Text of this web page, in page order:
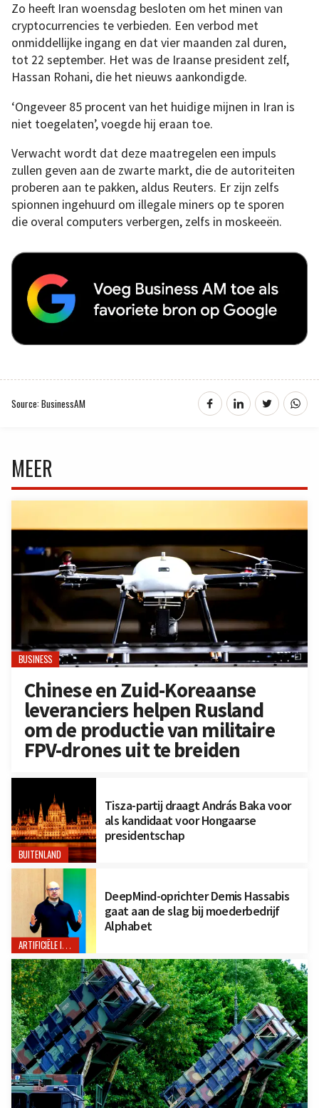
Zo heeft Iran woensdag besloten om het minen van
cryptocurrencies te verbieden. Een verbod met
onmiddellijke ingang en dat vier maanden zal duren,
tot 22 september. Het was de Iraanse president zelf,
Hassan Rohani, die het nieuws aankondigde.
‘Ongeveer 85 procent van het huidige mijnen in Iran is
niet toegelaten’, voegde hij eraan toe.
Verwacht wordt dat deze maatregelen een impuls
zullen geven aan de zwarte markt, die de autoriteiten
proberen aan te pakken, aldus Reuters. Er zijn zelfs
spionnen ingehuurd om illegale miners op te sporen
die overal computers verbergen, zelfs in moskeeën.
Source: BusinessAM
MEER
BUSINESS
Chinese en Zuid-Koreaanse
leveranciers helpen Rusland
om de productie van militaire
FPV-drones uit te breiden
BUITENLAND
Tisza-partij draagt András Baka voor
als kandidaat voor Hongaarse
presidentschap
ARTIFICIËLE INTELLIGENTIE
DeepMind-oprichter Demis Hassabis
gaat aan de slag bij moederbedrijf
Alphabet